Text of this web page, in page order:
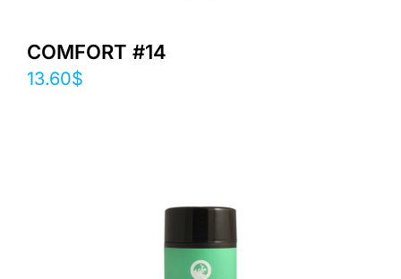
COMFORT #14
13.60$